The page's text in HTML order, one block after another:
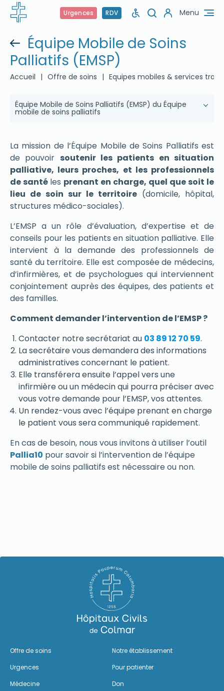
Urgences RDV Menu
Équipe Mobile de Soins
Palliatifs (EMSP)
Accueil | Offre de soins | Equipes mobiles & services
Équipe Mobile de Soins Palliatifs (EMSP) du Équipe
mobile de soins palliatifs
La mission de l’Équipe Mobile de Soins Palliatifs est
de pouvoir soutenir les patients en situation
palliative, leurs proches, et les professionnels
de santé les prenant en charge, quel que soit le
lieu de soin sur le territoire (domicile, hôpital,
structures médico-sociales).
L’EMSP a un rôle d’évaluation, d’expertise et de
conseils pour les patients en situation palliative. Elle
intervient à la demande des professionnels de
santé du territoire. Elle est composée de médecins,
d’infirmières, et de psychologues qui interviennent
conjointement auprès des équipes, des patients et
des familles.
Comment demander l’intervention de l’EMSP ?
Contacter notre secrétariat au 03 89 12 70 59.
La secrétaire vous demandera des informations
administratives concernant le patient.
Elle transférera ensuite l’appel vers une
infirmière ou un médecin qui pourra préciser avec
vous votre demande pour l’EMSP, vos attentes.
Un rendez-vous avec l’équipe prenant en charge
le patient vous sera communiqué rapidement.
En cas de besoin, nous vous invitons à utiliser l’outil
Pallia10 pour savoir si l’intervention de l’équipe
mobile de soins palliatifs est nécessaire ou non.
Offre de soins
Urgences
Médecine
Notre établissement
Pour patienter
Don